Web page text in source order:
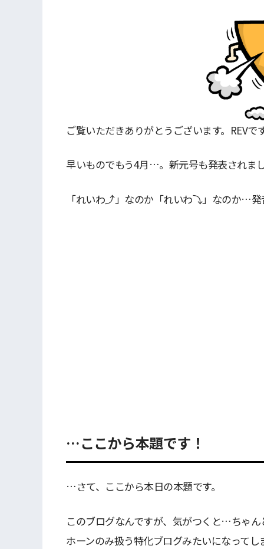
ご覧いただきありがとうございます。REVで
早いものでもう4月…。新元号も発表されま
「れいわ⤴」なのか「れいわ⤵」なのか…
…ここから本題です！
…さて、ここから本日の本題です。
このブログなんですが、気がつくと…ちゃ
ホーンのみ扱う特化ブログみたいになって